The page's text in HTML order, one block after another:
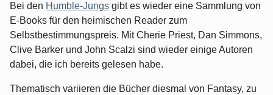
Bei den Humble-Jungs gibt es wieder eine Sammlung von
E-Books für den heimischen Reader zum
Selbstbestimmungspreis. Mit Cherie Priest, Dan Simmons,
Clive Barker und John Scalzi sind wieder einige Autoren
dabei, die ich bereits gelesen habe.
Thematisch variieren die Bücher diesmal von Fantasy, zu